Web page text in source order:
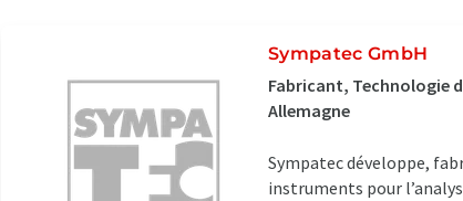
Sympatec GmbH
Fabricant, Technologie
Allemagne
Sympatec développe,
instruments pour